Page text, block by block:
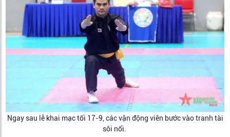
Ngay sau lễ khai mạc tối 17-9, các vận động viên bước vào tranh tài
sôi nổi.